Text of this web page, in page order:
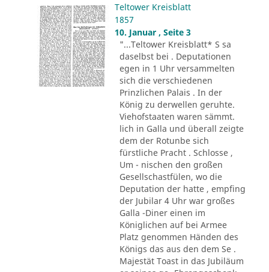
Teltower Kreisblatt
1857
10. Januar , Seite 3
"...Teltower Kreisblatt* S sa
daselbst bei . Deputationen
egen in 1 Uhr versammelten
sich die verschiedenen
Prinzlichen Palais . In der
König zu derwellen geruhte.
Viehofstaaten waren sämmt.
lich in Galla und überall zeigte
dem der Rotunbe sich
fürstliche Pracht . Schlosse ,
Um - nischen den großen
Gesellschastfülen, wo die
Deputation der hatte , empfing
der Jubilar 4 Uhr war großes
Galla -Diner einen im
Königlichen auf bei Armee
Platz genommen Händen des
Königs das aus den dem Se .
Majestät Toast in das Jubiläum